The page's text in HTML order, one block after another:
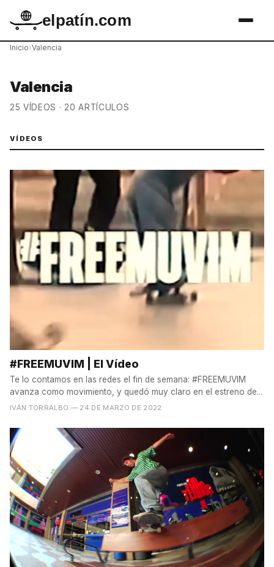
elpatín.com
Inicio›Valencia
Valencia
25 VÍDEOS · 20 ARTÍCULOS
VÍDEOS
#FREEMUVIM | El Vídeo
Te lo contamos en las redes el fin de semana: #FREEMUVIM
avanza como movimiento, y quedó muy claro en el estreno de...
IVÁN TORRALBO — 24 DE MARZO DE 2022